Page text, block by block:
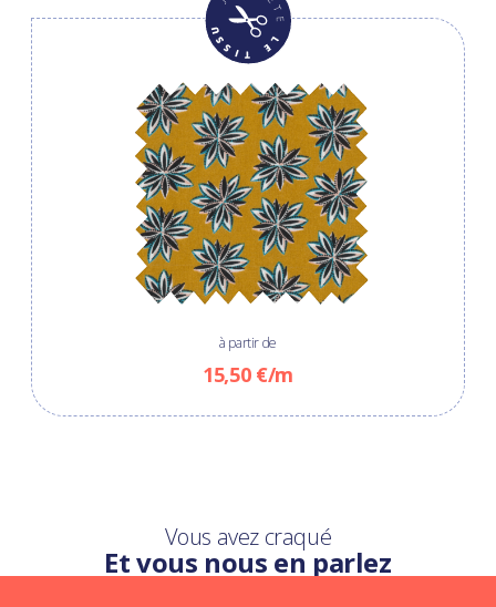
à partir de
15,50 €/m
Vous avez craqué
Et vous nous en parlez